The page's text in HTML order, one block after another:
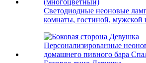
Светодиодные неоновые
комнаты, гостиной, мужской